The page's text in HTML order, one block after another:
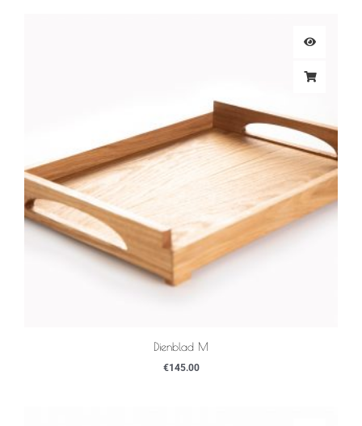
Dienblad M
€145.00